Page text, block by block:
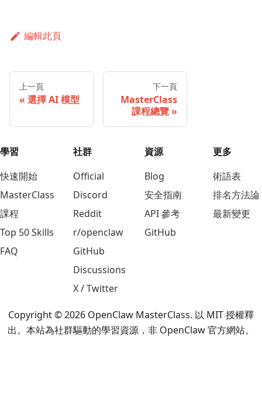
編輯此頁
上一頁
選擇 AI 模型
下一頁
MasterClass
課程總覽
學習
快速開始
MasterClass
課程
Top 50 Skills
FAQ
社群
Official
Discord
Reddit
r/openclaw
GitHub
Discussions
X / Twitter
資源
Blog
安全指南
API 參考
GitHub
更多
術語表
排名方法論
最新變更
Copyright © 2026 OpenClaw MasterClass. 以 MIT 授權釋
出。本站為社群驅動的學習資源，非 OpenClaw 官方網站。